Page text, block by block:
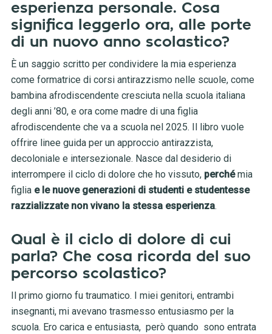
esperienza personale. Cosa
significa leggerlo ora, alle porte
di un nuovo anno scolastico?
È un saggio scritto per condividere la mia esperienza
come formatrice di corsi antirazzismo nelle scuole, come
bambina afrodiscendente cresciuta nella scuola italiana
degli anni ’80, e ora come madre di una figlia
afrodiscendente che va a scuola nel 2025. Il libro vuole
offrire linee guida per un approccio antirazzista,
decoloniale e intersezionale. Nasce dal desiderio di
interrompere il ciclo di dolore che ho vissuto, perchémia
figlia e le nuove generazioni di studenti e studentesse
razzializzate non vivano la stessa esperienza.
Qual è il ciclo di dolore di cui
parla? Che cosa ricorda del suo
percorso scolastico?
Il primo giorno fu traumatico. I miei genitori, entrambi
insegnanti, mi avevano trasmesso entusiasmo per la
scuola. Ero carica e entusiasta, però quando sono entrata